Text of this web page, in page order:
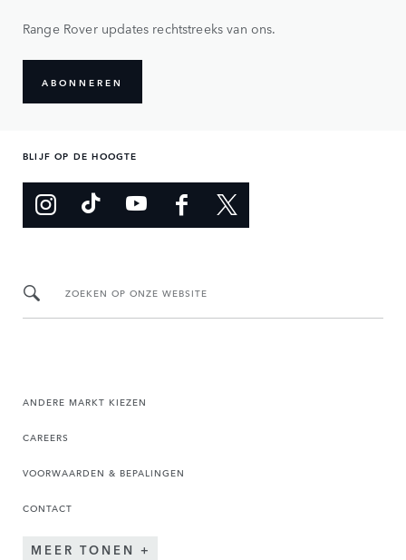
Range Rover updates rechtstreeks van ons.
ABONNEREN
BLIJF OP DE HOOGTE
ZOEKEN OP ONZE WEBSITE
ANDERE MARKT KIEZEN
CAREERS
VOORWAARDEN & BEPALINGEN
CONTACT
MEER TONEN